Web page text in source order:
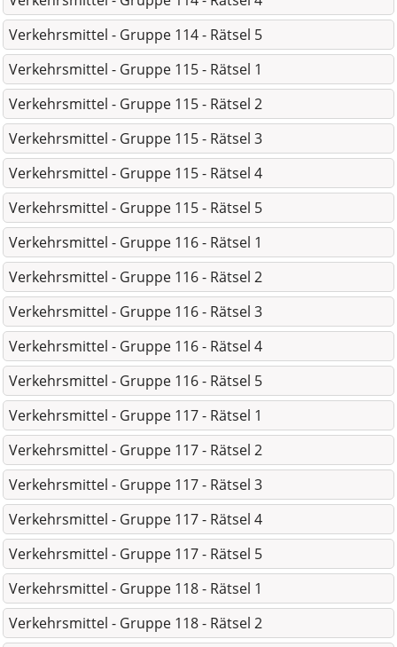
Verkehrsmittel - Gruppe 114 - Rätsel 5
Verkehrsmittel - Gruppe 115 - Rätsel 1
Verkehrsmittel - Gruppe 115 - Rätsel 2
Verkehrsmittel - Gruppe 115 - Rätsel 3
Verkehrsmittel - Gruppe 115 - Rätsel 4
Verkehrsmittel - Gruppe 115 - Rätsel 5
Verkehrsmittel - Gruppe 116 - Rätsel 1
Verkehrsmittel - Gruppe 116 - Rätsel 2
Verkehrsmittel - Gruppe 116 - Rätsel 3
Verkehrsmittel - Gruppe 116 - Rätsel 4
Verkehrsmittel - Gruppe 116 - Rätsel 5
Verkehrsmittel - Gruppe 117 - Rätsel 1
Verkehrsmittel - Gruppe 117 - Rätsel 2
Verkehrsmittel - Gruppe 117 - Rätsel 3
Verkehrsmittel - Gruppe 117 - Rätsel 4
Verkehrsmittel - Gruppe 117 - Rätsel 5
Verkehrsmittel - Gruppe 118 - Rätsel 1
Verkehrsmittel - Gruppe 118 - Rätsel 2